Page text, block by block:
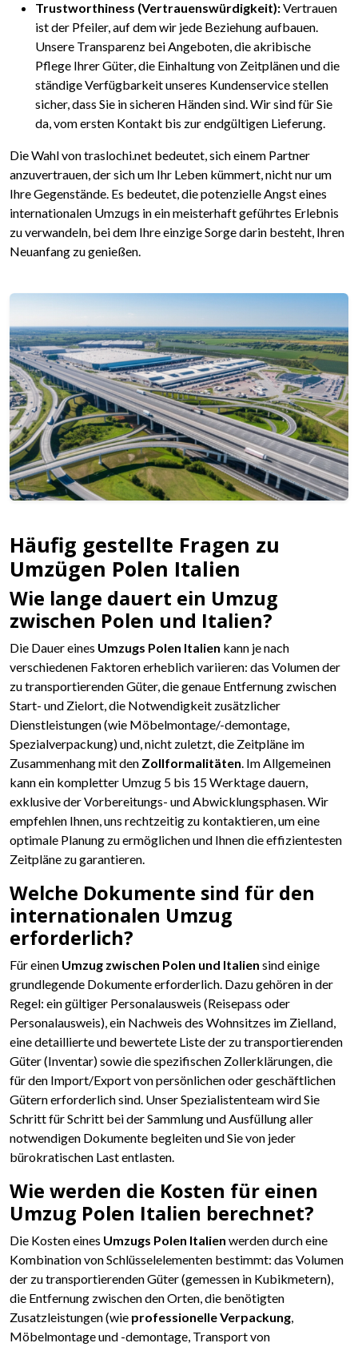
Trustworthiness (Vertrauenswürdigkeit):Vertrauen
ist der Pfeiler, auf dem wir jede Beziehung aufbauen.
Unsere Transparenz bei Angeboten, die akribische
Pflege Ihrer Güter, die Einhaltung von Zeitplänen und die
ständige Verfügbarkeit unseres Kundenservice stellen
sicher, dass Sie in sicheren Händen sind. Wir sind für Sie
da, vom ersten Kontakt bis zur endgültigen Lieferung.
Die Wahl von traslochi.net bedeutet, sich einem Partner
anzuvertrauen, der sich um Ihr Leben kümmert, nicht nur um
Ihre Gegenstände. Es bedeutet, die potenzielle Angst eines
internationalen Umzugs in ein meisterhaft geführtes Erlebnis
zu verwandeln, bei dem Ihre einzige Sorge darin besteht, Ihren
Neuanfang zu genießen.
Häufig gestellte Fragen zu
Umzügen Polen Italien
Wie lange dauert ein Umzug
zwischen Polen und Italien?
Die Dauer eines Umzugs Polen Italien kann je nach
verschiedenen Faktoren erheblich variieren: das Volumen der
zu transportierenden Güter, die genaue Entfernung zwischen
Start- und Zielort, die Notwendigkeit zusätzlicher
Dienstleistungen (wie Möbelmontage/-demontage,
Spezialverpackung) und, nicht zuletzt, die Zeitpläne im
Zusammenhang mit den Zollformalitäten. Im Allgemeinen
kann ein kompletter Umzug 5 bis 15 Werktage dauern,
exklusive der Vorbereitungs- und Abwicklungsphasen. Wir
empfehlen Ihnen, uns rechtzeitig zu kontaktieren, um eine
optimale Planung zu ermöglichen und Ihnen die effizientesten
Zeitpläne zu garantieren.
Welche Dokumente sind für den
internationalen Umzug
erforderlich?
Für einen Umzug zwischen Polen und Italien sind einige
grundlegende Dokumente erforderlich. Dazu gehören in der
Regel: ein gültiger Personalausweis (Reisepass oder
Personalausweis), ein Nachweis des Wohnsitzes im Zielland,
eine detaillierte und bewertete Liste der zu transportierenden
Güter (Inventar) sowie die spezifischen Zollerklärungen, die
für den Import/Export von persönlichen oder geschäftlichen
Gütern erforderlich sind. Unser Spezialistenteam wird Sie
Schritt für Schritt bei der Sammlung und Ausfüllung aller
notwendigen Dokumente begleiten und Sie von jeder
bürokratischen Last entlasten.
Wie werden die Kosten für einen
Umzug Polen Italien berechnet?
Die Kosten eines Umzugs Polen Italien werden durch eine
Kombination von Schlüsselelementen bestimmt: das Volumen
der zu transportierenden Güter (gemessen in Kubikmetern),
die Entfernung zwischen den Orten, die benötigten
Zusatzleistungen (wie professionelle Verpackung,
Möbelmontage und -demontage, Transport von